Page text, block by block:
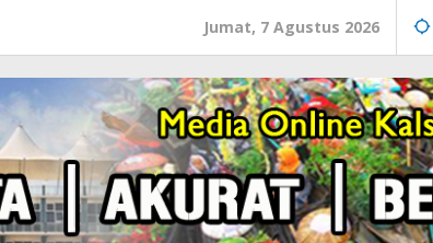
Jumat, 7 Agustus 2026